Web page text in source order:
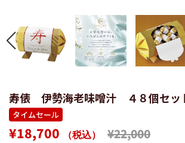
寿俵 伊勢海老味噌汁 ４８個セッ
タイムセール
通
¥18,700 （税込）
販
¥22,000